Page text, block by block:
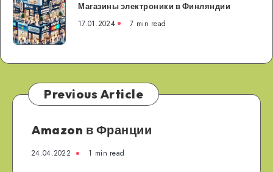
электроники
в
Финляндии
Магазины электроники в Финляндии
17.01.2024 7 min read
Previous Article
Amazon в Франции
24.04.2022 1 min read